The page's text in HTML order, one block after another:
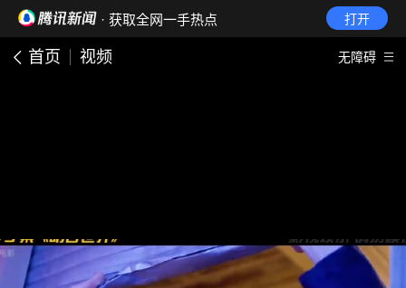
· 获取全网一手热点 打开
首页 视频 无障碍